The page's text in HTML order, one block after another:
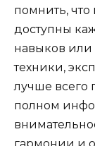
помнить,
доступны
навыков или
техники,
лучше всего
полном